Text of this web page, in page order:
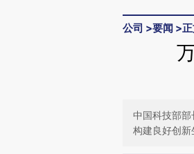
公司 >要闻 >
中国科技部部
构建良好创